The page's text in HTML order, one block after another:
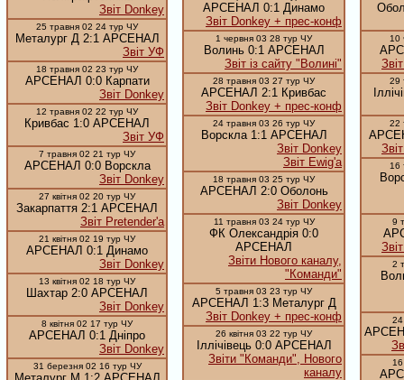
Звіт Donkey
25 травня 02 24 тур ЧУ
Металург Д 2:1 АРСЕНАЛ
Звіт УФ
18 травня 02 23 тур ЧУ
АРСЕНАЛ 0:0 Карпати
Звіт Donkey
12 травня 02 22 тур ЧУ
Кривбас 1:0 АРСЕНАЛ
Звіт УФ
7 травня 02 21 тур ЧУ
АРСЕНАЛ 0:0 Ворскла
Звіт Donkey
27 квітня 02 20 тур ЧУ
Закарпаття 2:1 АРСЕНАЛ
Звіт Pretender'а
21 квітня 02 19 тур ЧУ
АРСЕНАЛ 0:1 Динамо
Звіт Donkey
13 квітня 02 18 тур ЧУ
Шахтар 2:0 АРСЕНАЛ
Звіт Donkey
8 квітня 02 17 тур ЧУ
АРСЕНАЛ 0:1 Дніпро
Звіт Donkey
31 березня 02 16 тур ЧУ
АРСЕНАЛ 0:1 Динамо
Звіт Donkey + прес-конф
1 червня 03 28 тур ЧУ
Волинь 0:1 АРСЕНАЛ
Звіт із сайту "Волині"
28 травня 03 27 тур ЧУ
АРСЕНАЛ 2:1 Кривбас
Звіт Donkey + прес-конф
24 травня 03 26 тур ЧУ
Ворскла 1:1 АРСЕНАЛ
Звіт Donkey
Звіт Ewig'a
18 травня 03 25 тур ЧУ
АРСЕНАЛ 2:0 Оболонь
Звіт Donkey
11 травня 03 24 тур ЧУ
ФК Олександрія 0:0
АРСЕНАЛ
Звіти Нового каналу,
"Команди"
5 травня 03 23 тур ЧУ
АРСЕНАЛ 1:3 Металург Д
Звіт Donkey + прес-конф
26 квітня 03 22 тур ЧУ
Іллічівець 0:0 АРСЕНАЛ
Звіти "Команди", Нового
каналу
10
29
22
16
9
2
24